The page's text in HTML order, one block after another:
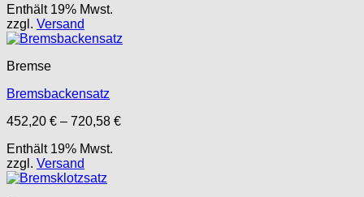
Enthält 19% Mwst.
zzgl. Versand
Bremse
Bremsbackensatz
452,20 € – 720,58 €Preisspanne:
Enthält 19% Mwst.
zzgl. Versand